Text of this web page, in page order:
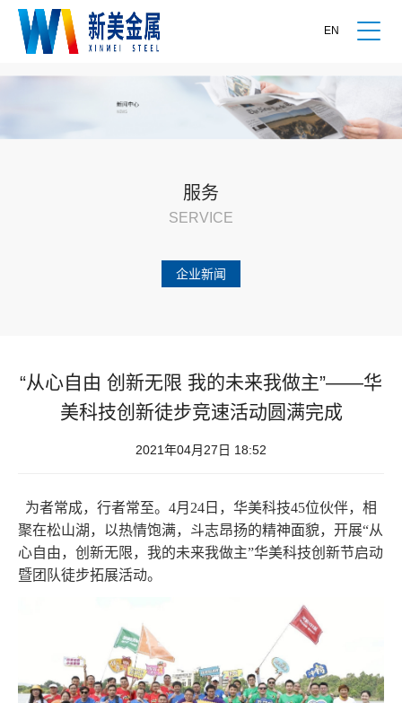
EN
服务
SERVICE
企业新闻
“从心自由 创新无限 我的未来我做主”——华
美科技创新徒步竞速活动圆满完成
2021年04月27日 18:52
为者常成，行者常至。4月24日，华美科技45位伙伴，相
聚在松山湖，以热情饱满，斗志昂扬的精神面貌，开展“从
心自由，创新无限，我的未来我做主”华美科技创新节启动
暨团队徒步拓展活动。